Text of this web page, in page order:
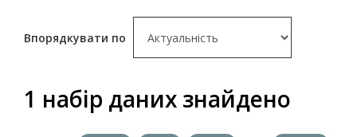
Впорядкувати по
1 набір даних знайдено